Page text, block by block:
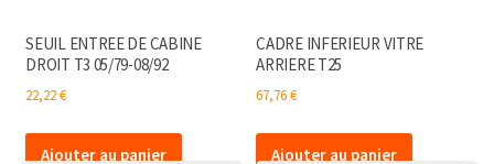
SEUIL ENTREE DE CABINE
DROIT T3 05/79-08/92
22,22€
Ajouter au panier
CADRE INFERIEUR VITRE
ARRIERE T25
67,76€
Ajouter au panier